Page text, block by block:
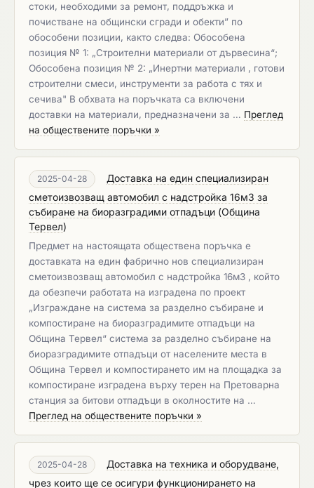
стоки, необходими за ремонт, поддръжка и
почистване на общински сгради и обекти” по
обособени позиции, както следва: Обособена
позиция № 1: „Строителни материали от дървесина“;
Обособена позиция № 2: „Инертни материали , готови
строителни смеси, инструменти за работа с тях и
сечива" В обхвата на поръчката са включени
доставки на материали, предназначени за … Преглед
на обществените поръчки »
2025-04-28
Доставка на един специализиран
сметоизвозващ автомобил с надстройка 16м3 за
събиране на биоразградими отпадъци (Община
Тервел)
Предмет на настоящата обществена поръчка е
доставката на един фабрично нов специализиран
сметоизвозващ автомобил с надстройка 16м3 , който
да обезпечи работата на изградена по проект
„Изграждане на система за разделно събиране и
компостиране на биоразградимите отпадъци на
Община Тервел“ система за разделно събиране на
биоразградимите отпадъци от населените места в
Община Тервел и компостирането им на площадка за
компостиране изградена върху терен на Претоварна
станция за битови отпадъци в околностите на …
Преглед на обществените поръчки »
2025-04-28
Доставка на техника и оборудване,
чрез които ще се осигури функционирането на